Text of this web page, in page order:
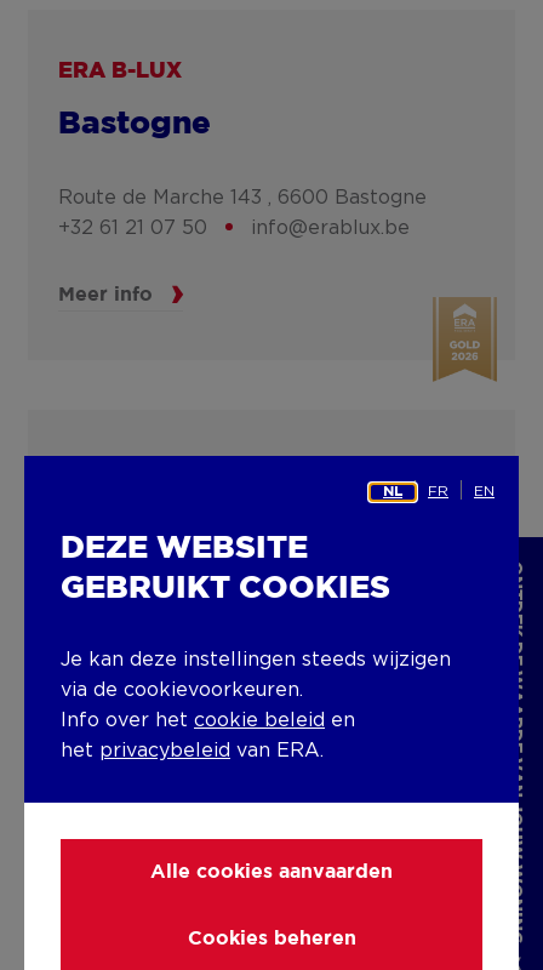
ERA B-LUX
Bastogne
Route de Marche 143 , 6600 Bastogne
+32 61 21 07 50
info@erablux.be
Meer info
Rue du Comte Théodule d'Ursel 26 ,
+32 84 311 888
info@erablux.be
Meer info
Marche-en-Famenne
ONTDEK DE WAARDE VAN JOUW WONING
NL FR EN
DEZE WEBSITE
GEBRUIKT COOKIES
Je kan deze instellingen steeds wijzigen
via de cookievoorkeuren.
Info over het cookie beleid en
het privacybeleid van ERA.
Alle cookies aanvaarden
Cookies beheren